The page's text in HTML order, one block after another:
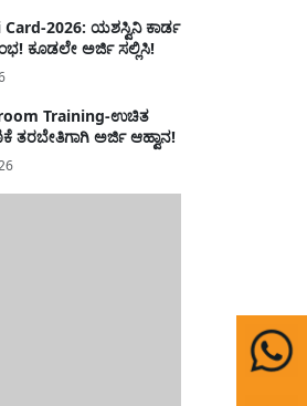
Card-2026: ಯಶಸ್ವಿನಿ ಕಾರ್ಡ
ಕೂಡಲೇ ಅರ್ಜಿ ಸಲ್ಲಿಸಿ!
Training-ಉಚಿತ
ತರಬೇತಿಗಾಗಿ ಅರ್ಜಿ ಆಹ್ವಾನ!